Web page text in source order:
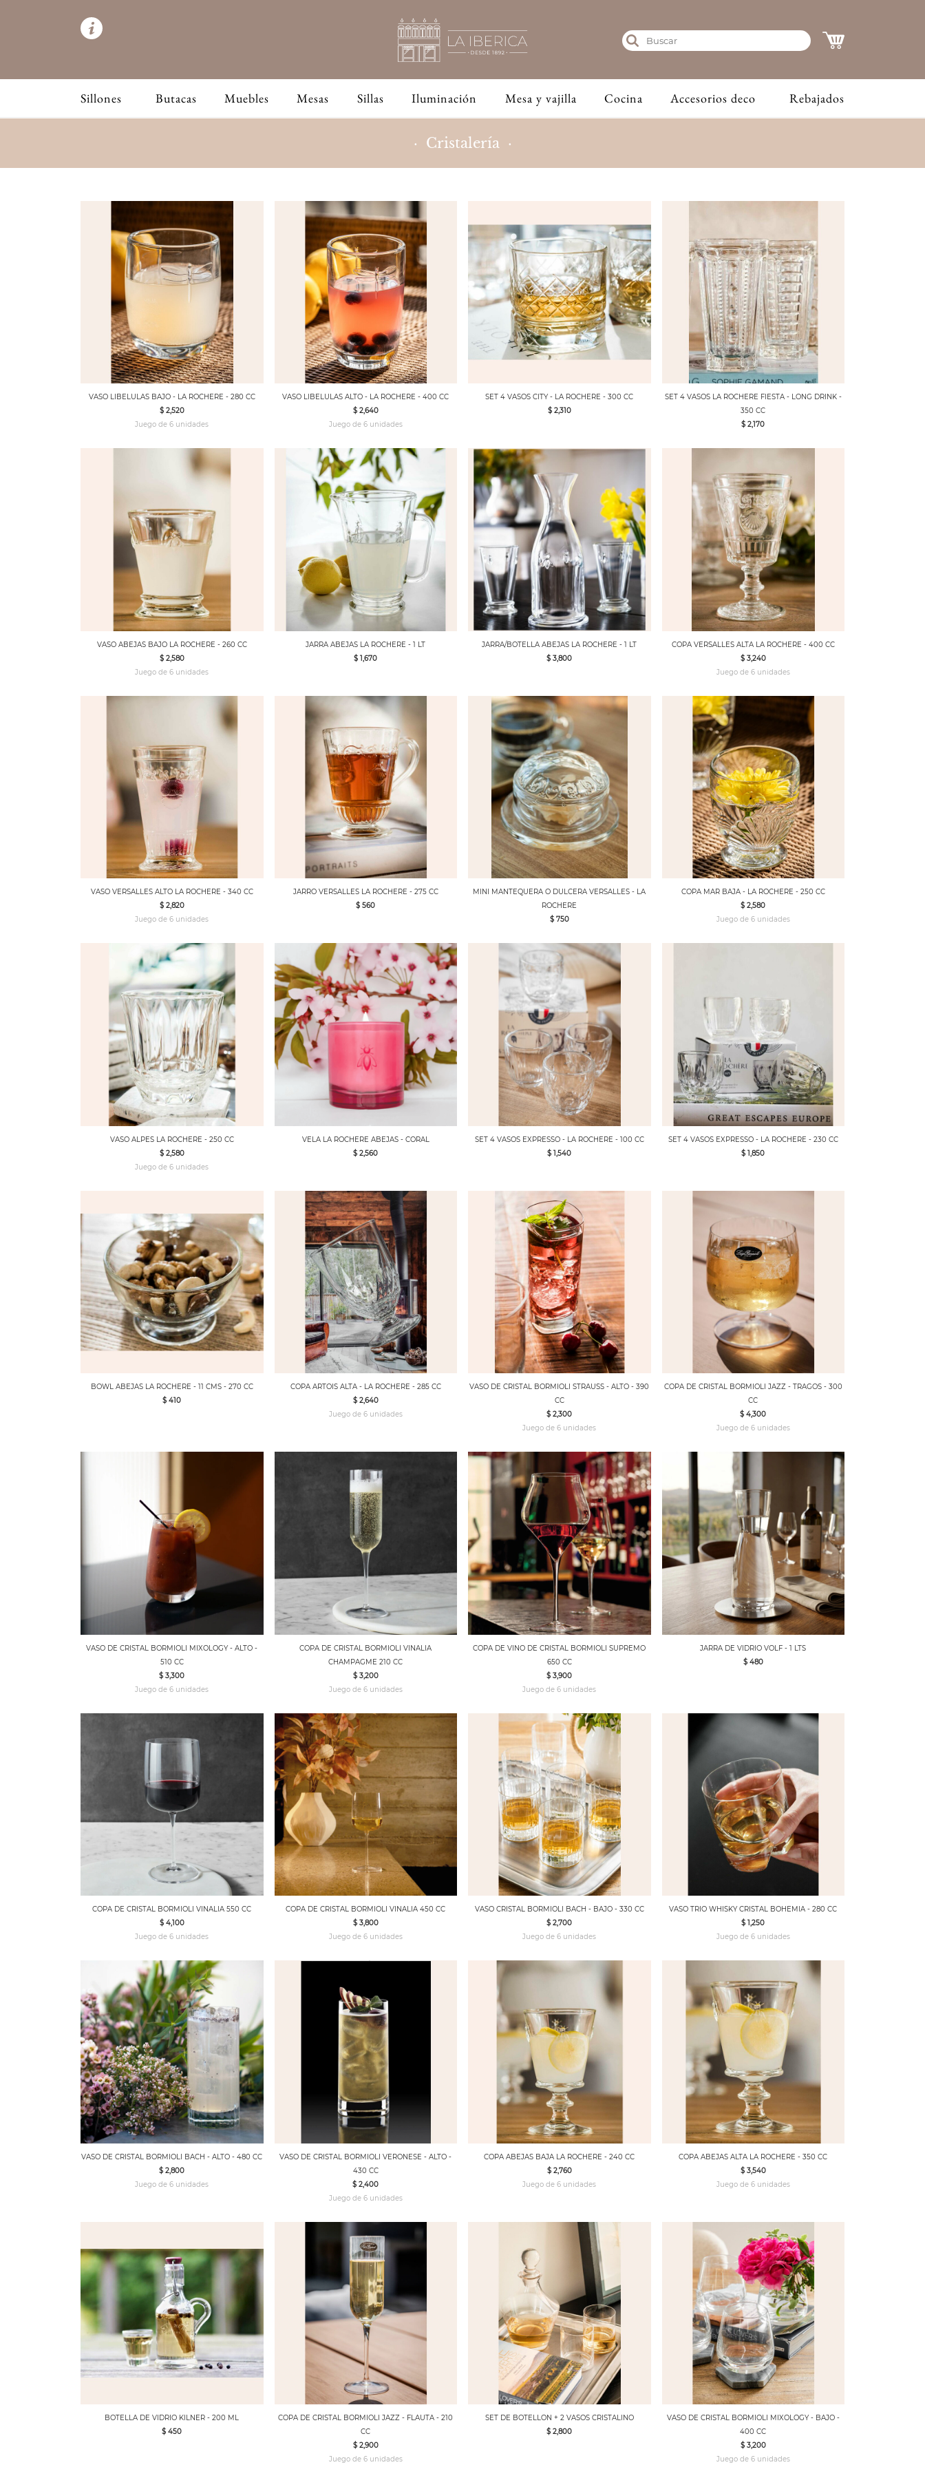
Sillones Butacas Muebles Mesas Sillas Iluminación Mesa y vajilla Cocina Accesorios deco Rebajados
· Cristalería ·
VASO LIBELULAS BAJO - LA ROCHERE - 280 CC
$ 2,520
Juego de 6 unidades
VASO LIBELULAS ALTO - LA ROCHERE - 400 CC
$ 2,640
Juego de 6 unidades
SET 4 VASOS CITY - LA ROCHERE - 300 CC
$ 2,310
SET 4 VASOS LA ROCHERE FIESTA - LONG DRINK -
350 CC
$ 2,170
VASO ABEJAS BAJO LA ROCHERE - 260 CC
$ 2,580
Juego de 6 unidades
JARRA ABEJAS LA ROCHERE - 1 LT
$ 1,670
JARRA/BOTELLA ABEJAS LA ROCHERE - 1 LT
$ 3,800
COPA VERSALLES ALTA LA ROCHERE - 400 CC
$ 3,240
Juego de 6 unidades
VASO VERSALLES ALTO LA ROCHERE - 340 CC
$ 2,820
Juego de 6 unidades
JARRO VERSALLES LA ROCHERE - 275 CC
$ 560
MINI MANTEQUERA O DULCERA VERSALLES - LA
ROCHERE
$ 750
COPA MAR BAJA - LA ROCHERE - 250 CC
$ 2,580
Juego de 6 unidades
VASO ALPES LA ROCHERE - 250 CC
$ 2,580
Juego de 6 unidades
VELA LA ROCHERE ABEJAS - CORAL
$ 2,560
SET 4 VASOS EXPRESSO - LA ROCHERE - 100 CC
$ 1,540
SET 4 VASOS EXPRESSO - LA ROCHERE - 230 CC
$ 1,850
BOWL ABEJAS LA ROCHERE - 11 CMS - 270 CC
$ 410
COPA ARTOIS ALTA - LA ROCHERE - 285 CC
$ 2,640
Juego de 6 unidades
VASO DE CRISTAL BORMIOLI STRAUSS - ALTO - 390
CC
$ 2,300
Juego de 6 unidades
COPA DE CRISTAL BORMIOLI JAZZ - TRAGOS - 300
CC
$ 4,300
Juego de 6 unidades
VASO DE CRISTAL BORMIOLI MIXOLOGY - ALTO -
510 CC
$ 3,300
Juego de 6 unidades
COPA DE CRISTAL BORMIOLI VINALIA
CHAMPAGME 210 CC
$ 3,200
Juego de 6 unidades
COPA DE VINO DE CRISTAL BORMIOLI SUPREMO
650 CC
$ 3,900
Juego de 6 unidades
JARRA DE VIDRIO VOLF - 1 LTS
$ 480
COPA DE CRISTAL BORMIOLI VINALIA 550 CC
$ 4,100
Juego de 6 unidades
COPA DE CRISTAL BORMIOLI VINALIA 450 CC
$ 3,800
Juego de 6 unidades
VASO CRISTAL BORMIOLI BACH - BAJO - 330 CC
$ 2,700
Juego de 6 unidades
VASO TRIO WHISKY CRISTAL BOHEMIA - 280 CC
$ 1,250
Juego de 6 unidades
VASO DE CRISTAL BORMIOLI BACH - ALTO - 480 CC
$ 2,800
Juego de 6 unidades
VASO DE CRISTAL BORMIOLI VERONESE - ALTO -
430 CC
$ 2,400
Juego de 6 unidades
COPA ABEJAS BAJA LA ROCHERE - 240 CC
$ 2,760
Juego de 6 unidades
COPA ABEJAS ALTA LA ROCHERE - 350 CC
$ 3,540
Juego de 6 unidades
BOTELLA DE VIDRIO KILNER - 200 ML
$ 450
COPA DE CRISTAL BORMIOLI JAZZ - FLAUTA - 210
CC
$ 2,900
Juego de 6 unidades
SET DE BOTELLON + 2 VASOS CRISTALINO
$ 2,800
VASO DE CRISTAL BORMIOLI MIXOLOGY - BAJO -
400 CC
$ 3,200
Juego de 6 unidades